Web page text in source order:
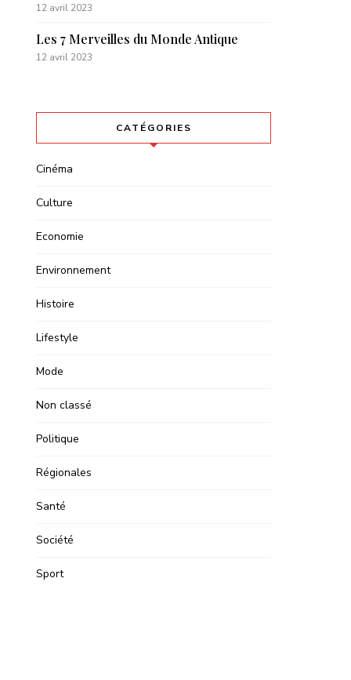
12 avril 2023
Les 7 Merveilles du Monde Antique
12 avril 2023
CATÉGORIES
Cinéma
Culture
Economie
Environnement
Histoire
Lifestyle
Mode
Non classé
Politique
Régionales
Santé
Société
Sport